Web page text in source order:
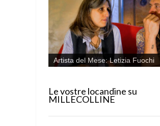
Artista del Mese: Letizia Fuochi
Le vostre locandine su
MILLECOLLINE